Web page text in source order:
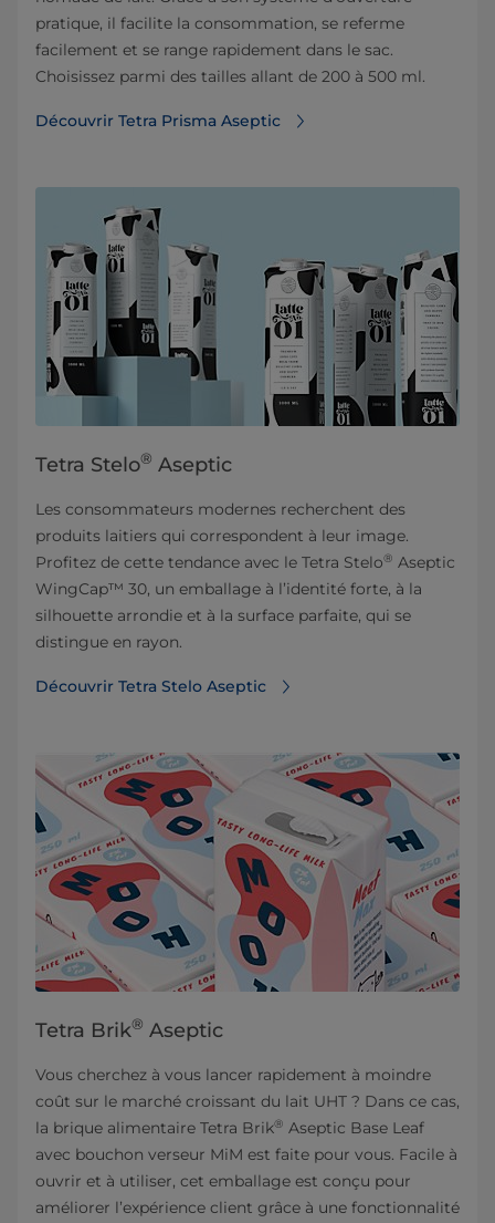
pratique, il facilite la consommation, se referme
facilement et se range rapidement dans le sac.
Choisissez parmi des tailles allant de 200 à 500 ml.
Découvrir Tetra Prisma Aseptic
Tetra Stelo® Aseptic
Les consommateurs modernes recherchent des
produits laitiers qui correspondent à leur image.
Profitez de cette tendance avec le Tetra Stelo® Aseptic
WingCap™ 30, un emballage à l’identité forte, à la
silhouette arrondie et à la surface parfaite, qui se
distingue en rayon.
Découvrir Tetra Stelo Aseptic
Tetra Brik® Aseptic
Vous cherchez à vous lancer rapidement à moindre
coût sur le marché croissant du lait UHT ? Dans ce cas,
la brique alimentaire Tetra Brik® Aseptic Base Leaf
avec bouchon verseur MiM est faite pour vous. Facile à
ouvrir et à utiliser, cet emballage est conçu pour
améliorer l’expérience client grâce à une fonctionnalité